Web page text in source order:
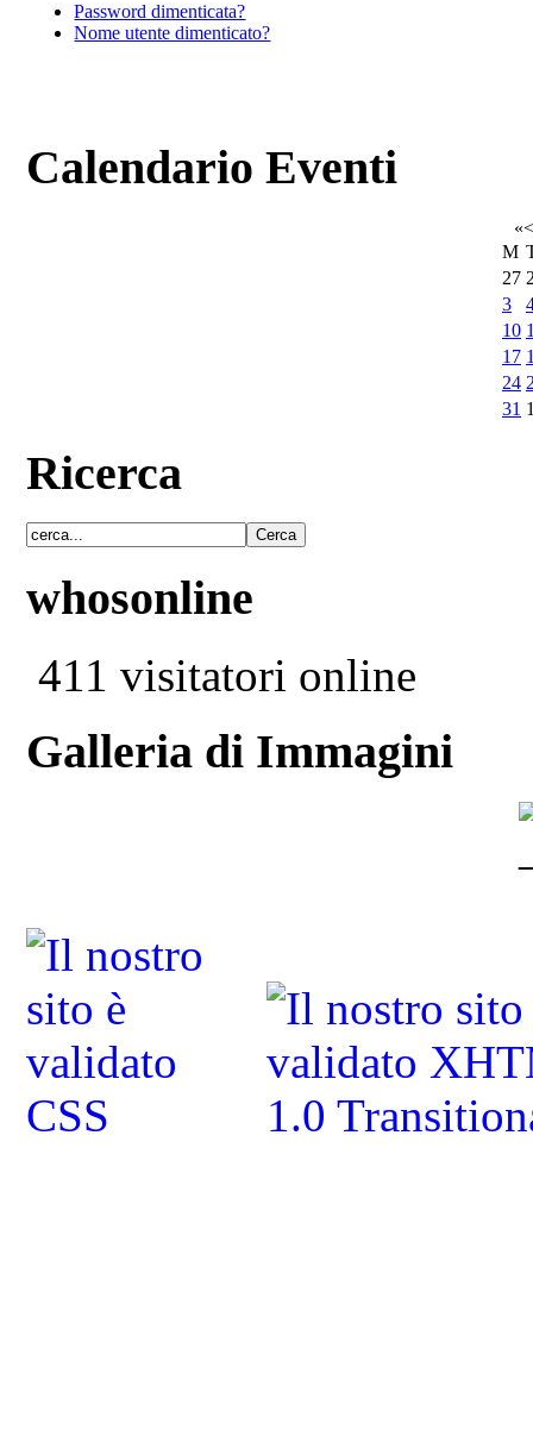
Password dimenticata?
Nome utente dimenticato?
Calendario Eventi
«<
M
27
3
10
17
24
31
Ricerca
whosonline
411 visitatori online
Galleria di Immagini